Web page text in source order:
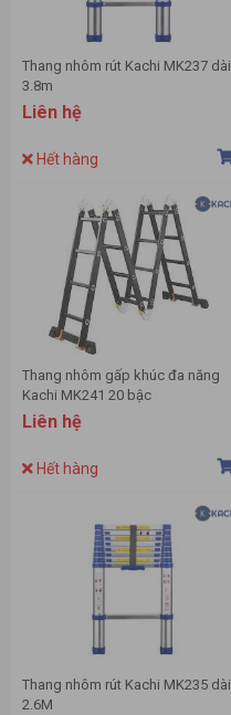
Thang nhôm rút Kachi MK237 dài
3.8m
Liên hệ
Hết hàng
Thang nhôm gấp khúc đa năng
Kachi MK241 20 bậc
Liên hệ
Hết hàng
Thang nhôm rút Kachi MK235 dài
2.6M